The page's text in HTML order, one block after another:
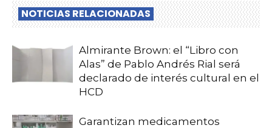
NOTICIAS RELACIONADAS
Almirante Brown: el “Libro con
Alas” de Pablo Andrés Rial será
declarado de interés cultural en el
HCD
Garantizan medicamentos